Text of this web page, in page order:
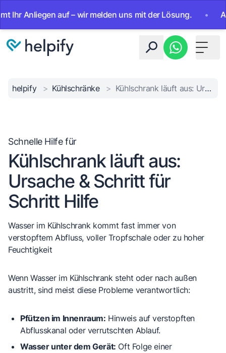
auf – wir melden uns mit der Lösung. • Ab
Toggle
helpify > Kühlschränke > Kühlschrank läuft aus: Ursache & Schritt für Schritt Hilfe
Schnelle Hilfe für
Kühlschrank läuft aus:
Ursache & Schritt für
Schritt Hilfe
Wasser im Kühlschrank kommt fast immer von
verstopftem Abfluss, voller Tropfschale oder zu hoher
Feuchtigkeit
Wenn Wasser im Kühlschrank steht oder nach außen
austritt, sind meist diese Probleme verantwortlich:
Pfützen im Innenraum: Hinweis auf verstopften
Abflusskanal oder verrutschten Ablauf.
Wasser unter dem Gerät: Oft Folge einer